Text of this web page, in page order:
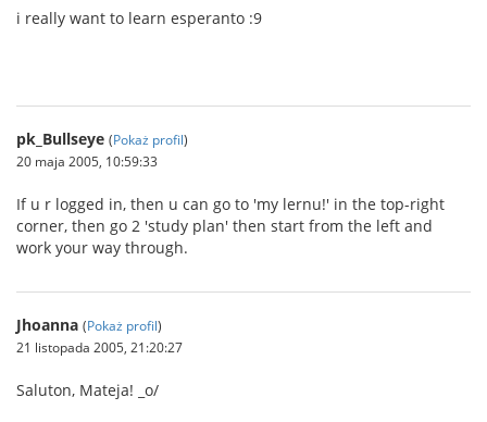
i really want to learn esperanto :9
pk_Bullseye (Pokaż profil)
20 maja 2005, 10:59:33
If u r logged in, then u can go to 'my lernu!' in the top-right
corner, then go 2 'study plan' then start from the left and
work your way through.
Jhoanna (Pokaż profil)
21 listopada 2005, 21:20:27
Saluton, Mateja! _o/